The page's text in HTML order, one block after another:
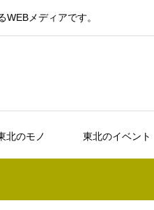
メディアです。
北のモノ 東北のイベント